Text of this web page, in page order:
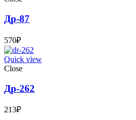
Др-87
570₽
Quick view
Close
Др-262
213₽